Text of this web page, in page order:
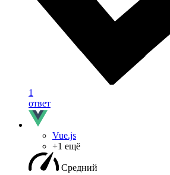
1
ответ
Vue.js
+1 ещё
Средний